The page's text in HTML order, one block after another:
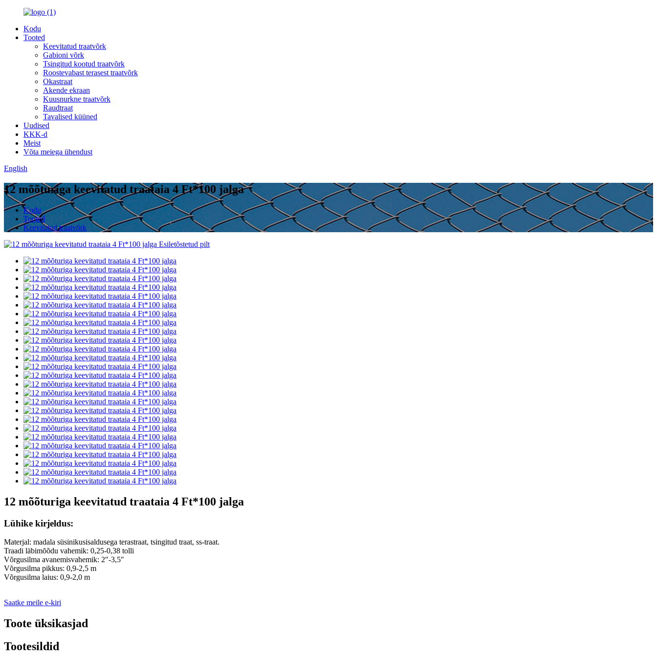
Kodu
Tooted
Keevitatud traatvõrk
Gabioni võrk
Tsingitud kootud traatvõrk
Roostevabast terasest traatvõrk
Okastraat
Akende ekraan
Kuusnurkne traatvõrk
Raudtraat
Tavalised küüned
Uudised
KKK-d
Meist
Võta meiega ühendust
English
12 mõõturiga keevitatud traataia 4 Ft*100 jalga
Kodu
Tooted
Keevitatud traatvõrk
12 mõõturiga keevitatud traataia 4 Ft*100 jalga
Lühike kirjeldus:
Materjal: madala süsinikusisaldusega terastraat, tsingitud traat, ss-traat.
Traadi läbimõõdu vahemik: 0,25-0,38 tolli
Võrgusilma avanemisvahemik: 2″-3,5″
Võrgusilma pikkus: 0,9-2,5 m
Võrgusilma laius: 0,9-2,0 m
Saatke meile e-kiri
Toote üksikasjad
Tootesildid